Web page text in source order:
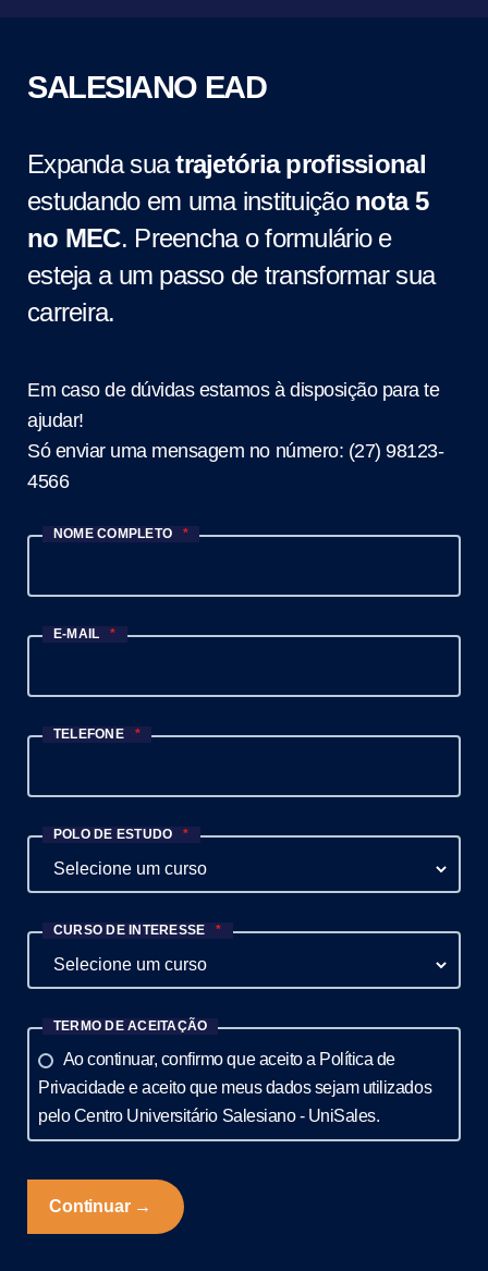
SALESIANO EAD
Expanda suatrajetória profissional
estudando em uma instituição nota 5
no MEC. Preencha o formulário e
esteja a um passo de transformar sua
carreira.
Em caso de dúvidas estamos à disposição para te
ajudar!
Só enviar uma mensagem no número: (27) 98123-
4566
NOME COMPLETO *
E-MAIL *
TELEFONE *
POLO DE ESTUDO *
CURSO DE INTERESSE *
TERMO DE ACEITAÇÃO
Ao continuar, confirmo que aceito a Política de
Privacidade e aceito que meus dados sejam utilizados
pelo Centro Universitário Salesiano - UniSales.